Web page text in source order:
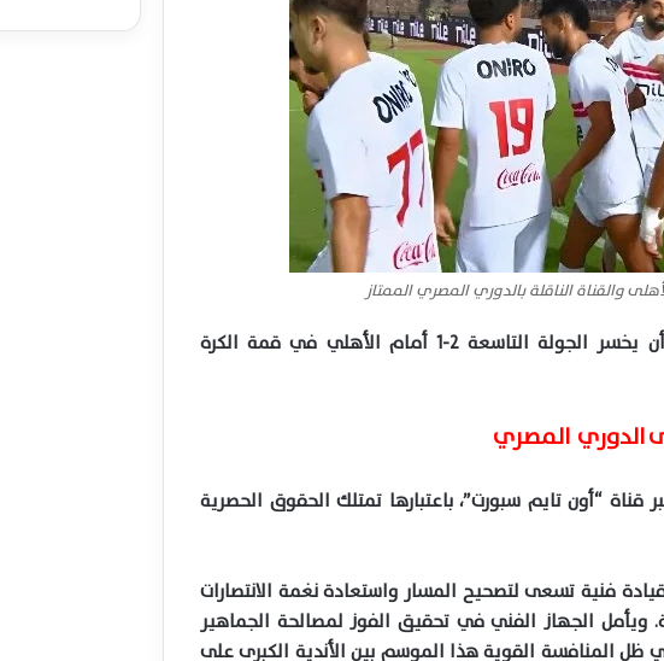
والقناة الناقلة بالدوري المصري الممتاز
وتعادل الزمالك 1-1 مع الجونة في الجولة الثامنة قبل أن يخسر الجولة التاسعة 2-1 أمام الأهلي في قمة الكرة
الدوري المصري
قناة “أون تايم سبورت”، باعتبارها تمتلك الحقوق الحصرية
فنية تسعى لتصحيح المسار واستعادة نغمة الانتصارات
ويأمل الجهاز الفني في تحقيق الفوز لمصالحة الجماهير
المنافسة القوية هذا الموسم بين الأندية الكبرى على